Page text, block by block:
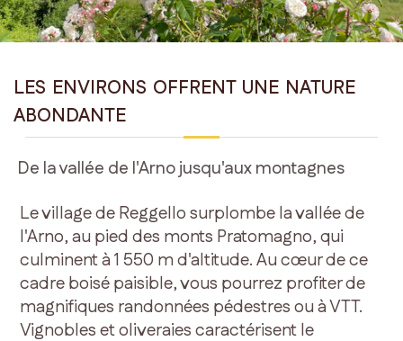
LES ENVIRONS OFFRENT UNE NATURE
ABONDANTE
De la vallée de l'Arno jusqu'aux montagnes
Le village de Reggello surplombe la vallée de
l'Arno, au pied des monts Pratomagno, qui
culminent à 1 550 m d'altitude. Au cœur de ce
cadre boisé paisible, vous pourrez profiter de
magnifiques randonnées pédestres ou à VTT.
Vignobles et oliveraies caractérisent le